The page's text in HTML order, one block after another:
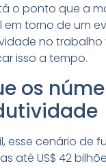
o ponto que a
em torno de um
no trabalho
isso a tempo.
os
esse cenário de
até US$ 42